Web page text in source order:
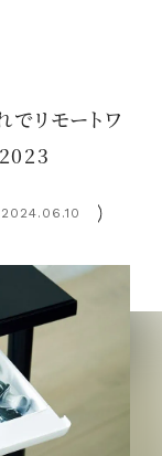
でリモートワ